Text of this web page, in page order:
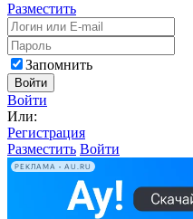
Разместить
Запомнить
Войти
Войти
Или:
Регистрация
Разместить Войти
РЕКЛАМА • AU.RU